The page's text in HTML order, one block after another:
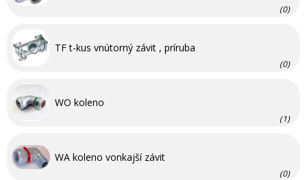
(0)
TF t-kus vnútorný závit , príruba
(0)
WO koleno
(1)
WA koleno vonkajší závit
(0)